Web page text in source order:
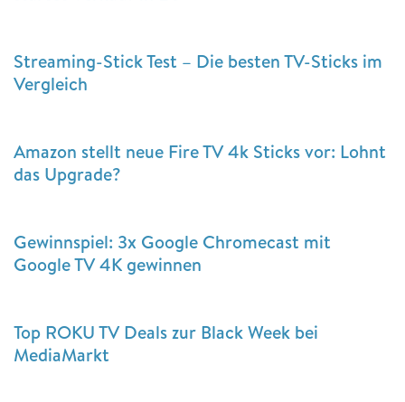
Streaming-Stick Test – Die besten TV-Sticks im
Vergleich
Amazon stellt neue Fire TV 4k Sticks vor: Lohnt
das Upgrade?
Gewinnspiel: 3x Google Chromecast mit
Google TV 4K gewinnen
Top ROKU TV Deals zur Black Week bei
MediaMarkt